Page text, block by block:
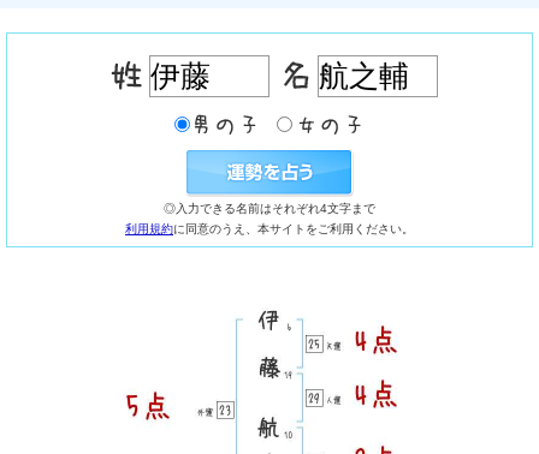
◎入力できる名前はそれぞれ4文字まで
利用規約に同意のうえ、本サイトをご利用ください。